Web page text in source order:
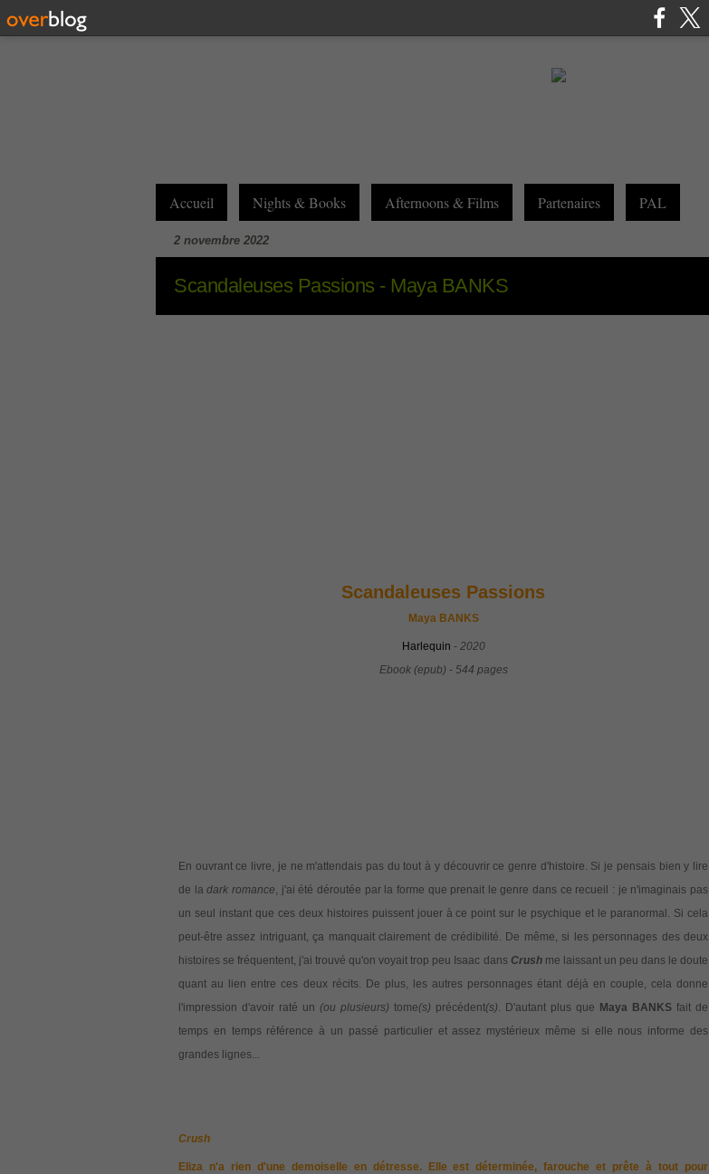
Accueil Nights & Books Afternoons & Films Partenaires PAL
2 novembre 2022
Scandaleuses Passions - Maya BANKS
Scandaleuses Passions
Maya BANKS
Harlequin -2020
Ebook (epub) - 544 pages
En ouvrant ce livre, je ne m'attendais pas du tout à y découvrir ce genre d'histoire. Si je pensais bien y lire
de ladark romance, j'ai été déroutée par la forme que prenait le genre dans ce recueil : je n'imaginais pas
un seul instant que ces deux histoires puissent jouer à ce point sur le psychique et le paranormal. Si cela
peut-être assez intriguant, ça manquait clairement de crédibilité. De même, si les personnages des deux
histoires se fréquentent, j'ai trouvé qu'on voyait trop peu Isaac dans Crushme laissant un peu dans le doute
quant au lien entre ces deux récits. De plus, les autres personnages étant déjà en couple, cela donne
l'impression d'avoir raté un (ou plusieurs) tome(s) précédent(s). D'autant plus que Maya BANKS fait de
temps en temps référence à un passé particulier et assez mystérieux même si elle nous informe des
grandes lignes...
Crush
Eliza n'a rien d'une demoiselle en détresse. Elle est déterminée, farouche et prête à tout pour